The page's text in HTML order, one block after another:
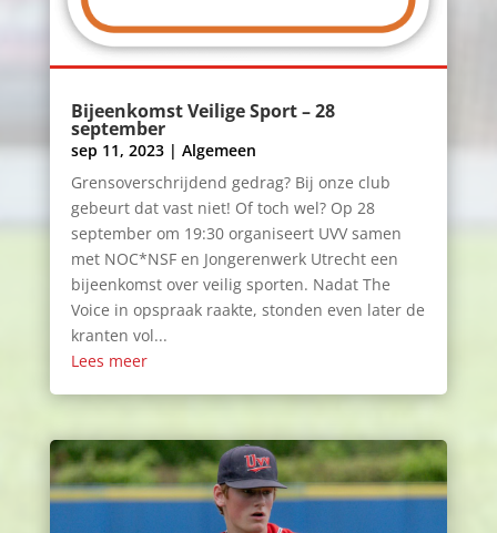
Bijeenkomst Veilige Sport – 28
september
sep 11, 2023| Algemeen
Grensoverschrijdend gedrag? Bij onze club
gebeurt dat vast niet! Of toch wel? Op 28
september om 19:30 organiseert UVV samen
met NOC*NSF en Jongerenwerk Utrecht een
bijeenkomst over veilig sporten. Nadat The
Voice in opspraak raakte, stonden even later de
kranten vol...
Lees meer